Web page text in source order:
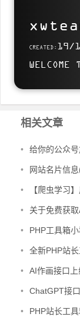
CREATED: 19/
WELCOME
Use this card to
相关文章
• 给你的公众号加
• 网站名片信
• 【爬虫学习
• 关于免费获
• PHP工具箱
• 全新PHP站
• AI作画接口上
• ChatGPT接
• PHP站长工